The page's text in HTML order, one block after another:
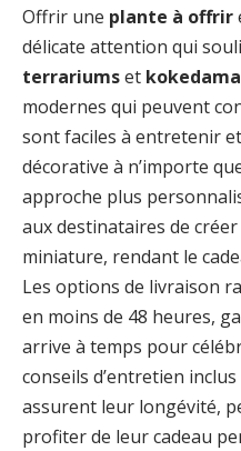
Offrir une plante à offrir
délicate attention qui
terrariumset
modernes qui peuvent
sont faciles à entretenir
décorative à n’importe
approche plus
aux destinataires de
miniature, rendant le
Les options de livraison
en moins de 48 heures,
arrive à temps pour
conseils d’entretien
assurent leur longévité,
profiter de leur cadeau